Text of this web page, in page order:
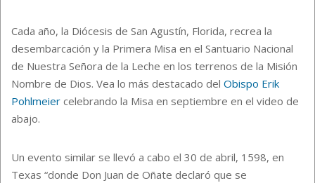
Cada año, la Diócesis de San Agustín, Florida, recrea la
desembarcación y la Primera Misa en el Santuario Nacional
de Nuestra Señora de la Leche en los terrenos de la Misión
Nombre de Dios. Vea lo más destacado del Obispo Erik
Pohlmeier celebrando la Misa en septiembre en el video de
abajo.
Un evento similar se llevó a cabo el 30 de abril, 1598, en
Texas “donde Don Juan de Oñate declaró que se